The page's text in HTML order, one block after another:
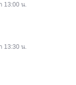
13:00 น.
13:30 น.